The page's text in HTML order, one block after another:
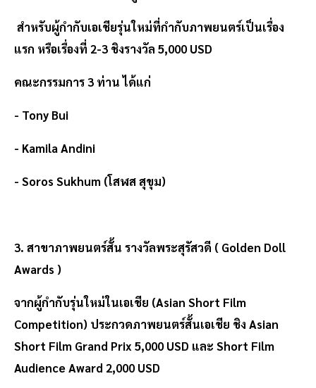
สำหรับผู้กำกับเอเชียรุ่นใหม่ที่กำกับภาพยนตร์เป็นเรื่อง
แรก หรือเรื่องที่ 2-3 ชิงรางวัล 5,000 USD
คณะกรรมการ 3 ท่าน ได้แก่
- Tony Bui
- Kamila Andini
- Soros Sukhum (โสฬส สุขุม)
3. สาขาภาพยนตร์สั้น รางวัลพระสุรัสวดี ( Golden Doll
Awards )
จากผู้กำกับรุ่นใหม่ในเอเชีย (Asian Short Film
Competition) ประกวดภาพยนตร์สั้นเอเชีย ชิง Asian
Short Film Grand Prix 5,000 USD และ Short Film
Audience Award 2,000 USD